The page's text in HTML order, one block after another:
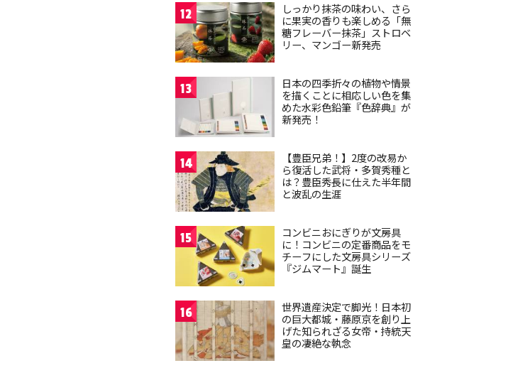
12
しっかり抹茶の味わい、さら
に果実の香りも楽しめる「無
糖フレーバー抹茶」ストロベ
リー、マンゴー新発売
13
日本の四季折々の植物や情景
を描くことに相応しい色を集
めた水彩色鉛筆『色辞典』が
新発売！
14
【豊臣兄弟！】2度の改易か
ら復活した武将・多賀秀種と
は？豊臣秀長に仕えた半年間
と波乱の生涯
15
コンビニおにぎりが文房具
に！コンビニの定番商品をモ
チーフにした文房具シリーズ
『ジムマート』誕生
16
世界遺産決定で脚光！日本初
の巨大都城・藤原京を創り上
げた知られざる女帝・持統天
皇の凄絶な執念